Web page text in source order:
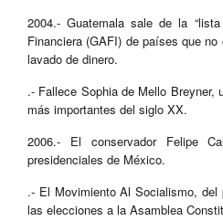
2004.- Guatemala sale de la
Financiera (GAFI) de países que
lavado de dinero.
.- Fallece Sophia de Mello Breyner,
más importantes del siglo XX.
2006.- El conservador Felipe
presidenciales de México.
.- El Movimiento Al Socialismo, del
las elecciones a la Asamblea